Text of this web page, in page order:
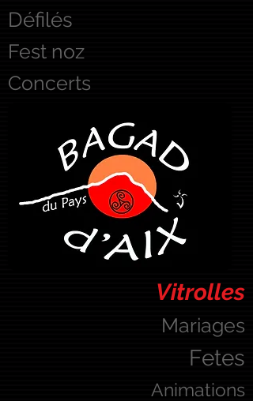
Défilés
Fest noz
Concerts
Vitrolles
Mariages
Fetes
Animations